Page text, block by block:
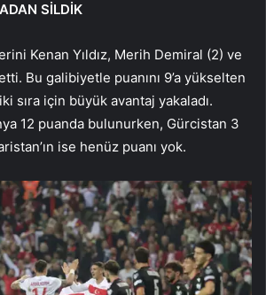
SİLDİK
Kenan Yıldız, Merih Demiral (2) ve
Bu galibiyetle puanını 9’a yükselten
sıra için büyük avantaj yakaladı.
12 puanda bulunurken, Gürcistan 3
ise henüz puanı yok.